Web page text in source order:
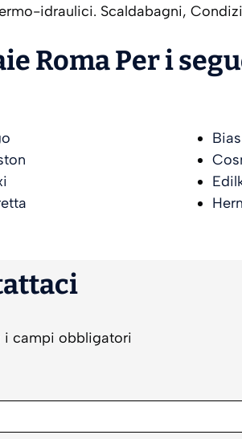
idraulici. Scaldabagni,
Roma Per i
i campi obbligatori